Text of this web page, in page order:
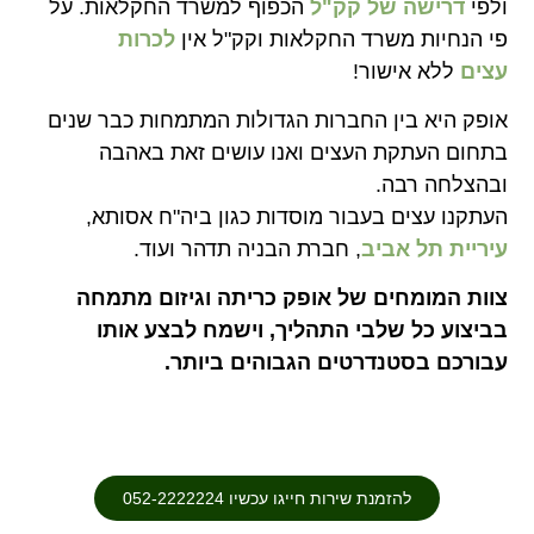
ולפידרישה של קק"ל הכפוף למשרד החקלאות. על
פי הנחיות משרד החקלאות וקק"ל איןלכרות
עצים ללא אישור!
אופק היא בין החברות הגדולות המתמחות כבר שנים
בתחום העתקת העצים ואנו עושים זאת באהבה
ובהצלחה רבה.
העתקנו עצים בעבור מוסדות כגון ביה"ח אסותא,
עיריית תל אביב, חברת הבניה תדהר ועוד.
צוות המומחים של אופק כריתה וגיזום מתמחה
בביצוע כל שלבי התהליך, וישמח לבצע אותו
עבורכם בסטנדרטים הגבוהים ביותר.
להזמנת שירות חייגו עכשיו 052-2222224⁩